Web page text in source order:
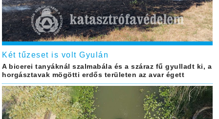
Két tűzeset is volt Gyulán
A bicerei tanyáknál szalmabála és a száraz fű gyulladt ki, a
horgásztavak mögötti erdős területen az avar égett